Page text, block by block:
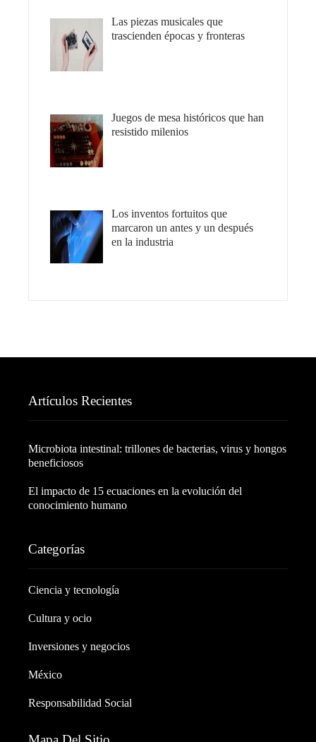
Las piezas musicales que
trascienden épocas y fronteras
Juegos de mesa históricos que han
resistido milenios
Los inventos fortuitos que
marcaron un antes y un después
en la industria
Artículos Recientes
Microbiota intestinal: trillones de bacterias, virus y hongos
beneficiosos
El impacto de 15 ecuaciones en la evolución del
conocimiento humano
Categorías
Ciencia y tecnología
Cultura y ocio
Inversiones y negocios
México
Responsabilidad Social